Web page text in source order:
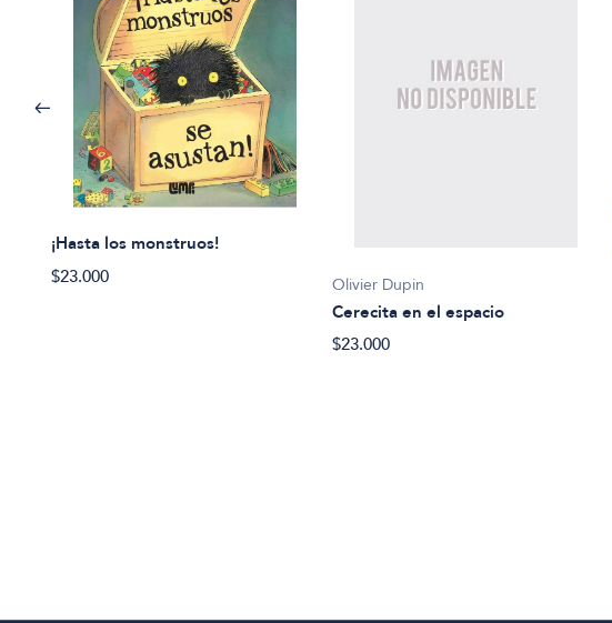
¡Hasta los monstruos!
$23.000
Olivier Dupin
Cerecita en el espacio
$23.000